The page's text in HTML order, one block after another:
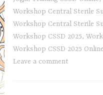
Workshop Central Sterile
Workshop Central Sterile
Workshop CSSD 2025,
Workshop CSSD 2025 Online
Leave a comment